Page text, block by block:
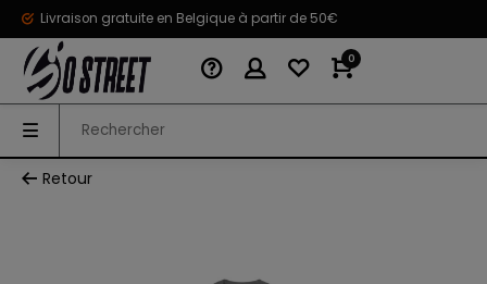
Livraison gratuite en Belgique à partir de 50€
0
Retour